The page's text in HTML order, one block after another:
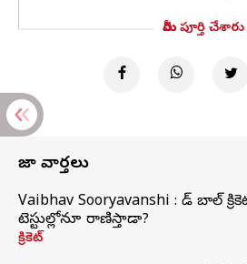
మీరు పూర్తి చేశారు
తాజా వార్తలు
Vaibhav Sooryavanshi : రెడ్ బాల్
టెస్టుల్లోనూ రాణిస్తాడా?
క్రికెట్